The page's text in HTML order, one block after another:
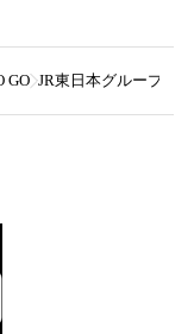
GO JR東日本グループ運